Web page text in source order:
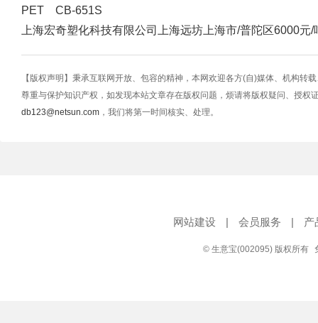
PET CB-651S
上海宏奇塑化科技有限公司
上海远坊 上海市/普陀区6000元/
【版权声明】秉承互联网开放、包容的精神，本网欢迎各方(自)媒体、机构转
尊重与保护知识产权，如发现本站文章存在版权问题，烦请将版权疑问、授权
db123@netsun.com ，我们将第一时间核实、处理。
网站建设 | 会员服务 | 产
© 生意宝(002095) 版权所有